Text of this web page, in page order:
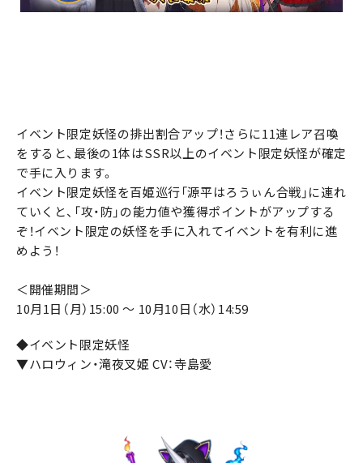
イベント限定妖怪の排出割合アップ！さらに11連レア召喚
をすると、最後の1体はSSR以上のイベント限定妖怪が確定
で手に入ります。
イベント限定妖怪を百姫巡行「源平はろうぃん合戦」に連れ
ていくと、「攻・防」の能力値や獲得ポイントがアップする
ぞ！イベント限定の妖怪を手に入れてイベントを有利に進
めよう！
＜開催期間＞
10月1日（月）15:00 ～ 10月10日（水）14:59
◆イベント限定妖怪
▼ハロウィン・滝夜叉姫 CV：寺島愛